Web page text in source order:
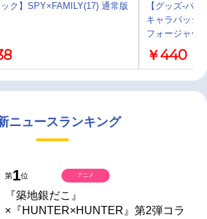
ック】SPY×FAMILY(17) 通常版
【グッズ-バ
キャラバッジ
フォージャー
￥440
ニュースランキング
第1位
『築地銀だこ』
×『HUNTER×HUNTER』第2弾コラ
アニメ